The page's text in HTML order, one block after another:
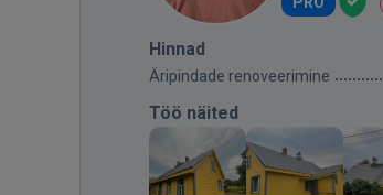
Hinnad
Äripindade renoveerimine
Töö näited